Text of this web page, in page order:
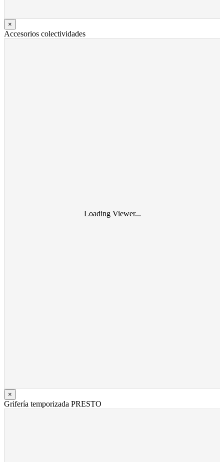
×
Accesorios colectividades
Loading Viewer...
×
Grifería temporizada PRESTO